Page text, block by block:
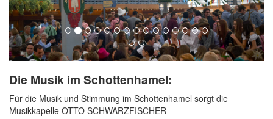
Die Musik im Schottenhamel:
Für die Musik und Stimmung im Schottenhamel sorgt die
Musikkapelle OTTO SCHWARZFISCHER